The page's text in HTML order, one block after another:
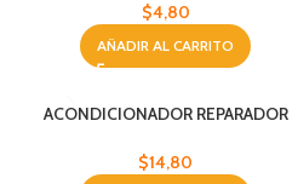
$4,80
AÑADIR AL CARRITO
ACONDICIONADOR REPARADOR
$14,80